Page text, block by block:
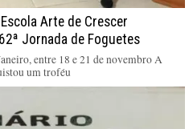
Arte de Crescer
Jornada de Foguetes
entre 18 e 21 de novembro A
um troféu